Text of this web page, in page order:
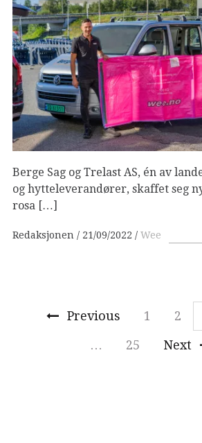
Berge Sag og Trelast AS, én av
og hytteleverandører, skaffet seg
rosa […]
Redaksjonen 21/09/2022 Wee
Previous 1 2
…
25 Next